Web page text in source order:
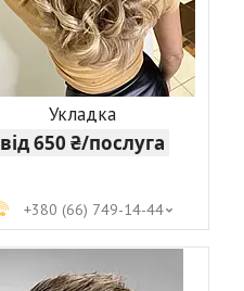
Укладка
від 650 ₴/послуга
+380 (66) 749-14-44